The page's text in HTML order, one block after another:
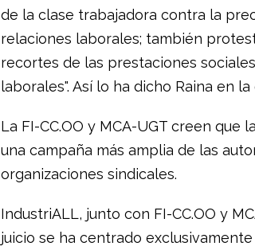
de la clase trabajadora contra la
relaciones laborales; también
recortes de las prestaciones
laborales". Así lo ha dicho Raina en
La FI-CC.OO y MCA-UGT creen que
una campaña más amplia de las
organizaciones sindicales.
IndustriALL, junto con FI-CC.OO y
juicio se ha centrado